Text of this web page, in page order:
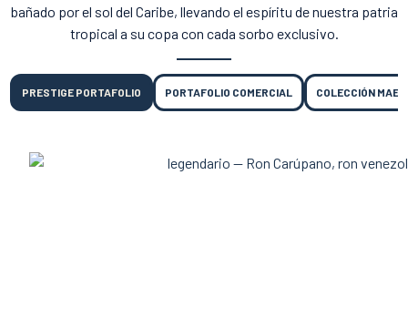
bañado por el sol del Caribe, llevando el espíritu de nuestra patria
tropical a su copa con cada sorbo exclusivo.
PRESTIGE PORTAFOLIO PORTAFOLIO COMERCIAL COLECCIÓN